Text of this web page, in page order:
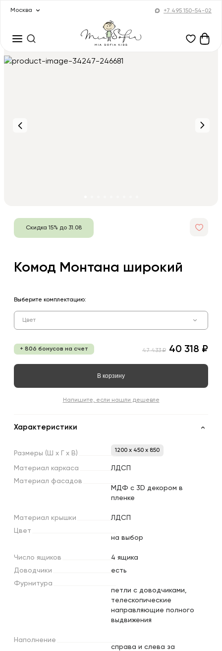
Москва +7 495 150-54-02
Скидка 15% до 31.08
Комод Монтана широкий
Выберите комплектацию:
Цвет
+ 806 бонусов на счет 47 433 ₽ 40 318 ₽
В корзину
Напишите, если нашли дешевле
Характеристики
Размеры (Ш х х В) 1200 x 450 x 850
Материал каркаса
ЛДСП
Материал фасадов
МДФ с 3D декором в
пленке
Материал крышки
ЛДСП
Цвет
на выбор
Число ящиков
4 ящика
Доводчики
есть
Фурнитура
петли с доводчиками,
телескопические
направляющие полного
выдвижения
Наполнение
справа и слева за